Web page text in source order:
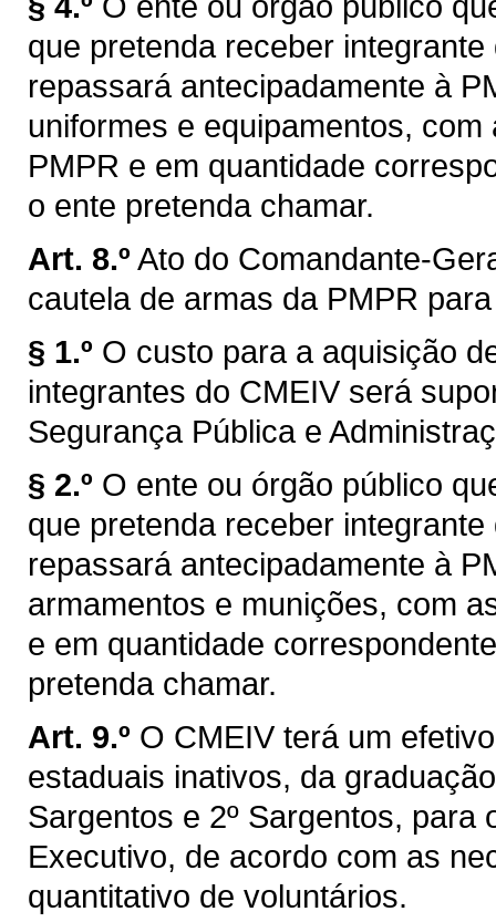
que pretenda receber
repassará antecipadamente à
uniformes e equipamentos,
PMPR e em quantidade
o ente pretenda chamar.
Art. 8.º Ato do Comandante-
cautela de armas da PMPR
§ 1.º O custo para a aquisição
integrantes do CMEIV será
Segurança Pública e
§ 2.º O ente ou órgão público
que pretenda receber
repassará antecipadamente à
armamentos e munições, com
e em quantidade
pretenda chamar.
Art. 9.º O CMEIV terá um
estaduais inativos, da
Sargentos e 2º Sargentos,
Executivo, de acordo com as
quantitativo de voluntários.